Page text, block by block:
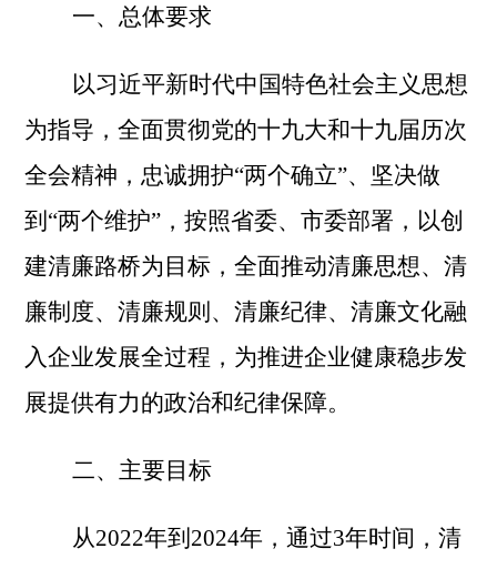
一、总体要求
以习近平新时代中国特色社会主义思想
为指导，全面贯彻党的十九大和十九届历次
全会精神，忠诚拥护“两个确立”、坚决做
到“两个维护”，按照省委、市委部署，以创
建清廉路桥为目标，全面推动清廉思想、清
廉制度、清廉规则、清廉纪律、清廉文化融
入企业发展全过程，为推进企业健康稳步发
展提供有力的政治和纪律保障。
二、主要目标
从2022年到2024年，通过3年时间，清